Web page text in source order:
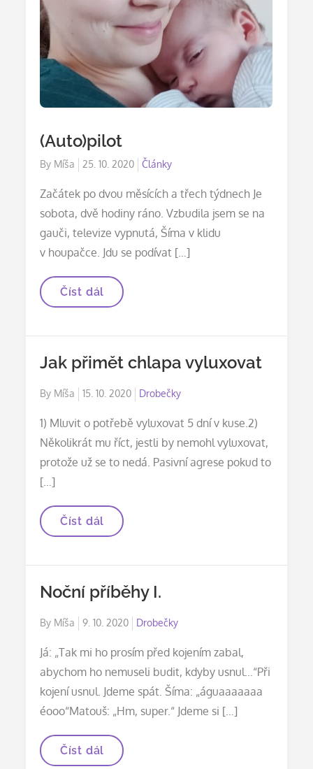
(Auto)pilot
By Míša
Posted
25. 10. 2020 Články
Začátek po dvou měsících a třech týdnech Je
sobota, dvě hodiny ráno. Vzbudila jsem se na
gauči, televize vypnutá, Šíma v klidu
v houpačce. Jdu se podívat […]
(Auto)pilot
Číst dál
Jak přimět chlapa vyluxovat
By Míša
Posted
15. 10. 2020 Drobečky
1) Mluvit o potřebě vyluxovat 5 dní v kuse.2)
Několikrát mu říct, jestli by nemohl vyluxovat,
protože už se to nedá. Pasivní agrese pokud to
[…]
Jak
přimět
Číst dál
Noční příběhy I.
By Míša
Posted
9. 10. 2020 Drobečky
Já: „Tak mi ho prosím před kojením zabal,
abychom ho nemuseli budit, kdyby usnul…“Při
kojení usnul. Jdeme spát. Šíma: „águaaaaaaa
éooo“Matouš: „Hm, super.“ Jdeme si […]
Noční
příběhy
Číst dál